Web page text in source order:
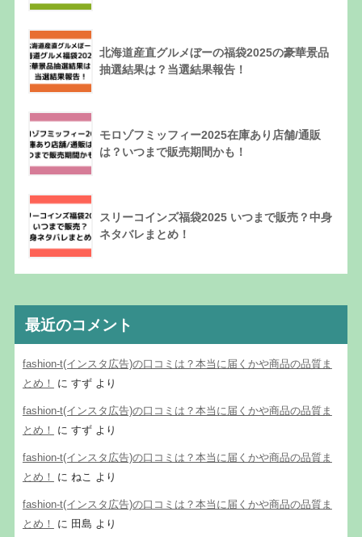
北海道産直グルメぼーの福袋2025の豪華景品
抽選結果は？当選結果報告！
モロゾフミッフィー2025在庫あり店舗/通販
は？いつまで販売期間かも！
スリーコインズ福袋2025 いつまで販売？中身
ネタバレまとめ！
最近のコメント
fashion-t(インスタ広告)の口コミは？本当に届くかや商品の品質ま
とめ！
に すずより
fashion-t(インスタ広告)の口コミは？本当に届くかや商品の品質ま
とめ！
に すずより
fashion-t(インスタ広告)の口コミは？本当に届くかや商品の品質ま
とめ！
に ねこ より
fashion-t(インスタ広告)の口コミは？本当に届くかや商品の品質ま
とめ！
に 田島 より